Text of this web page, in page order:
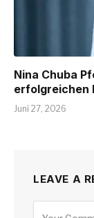
Nina Chuba
erfolgreichen
Juni 27, 2026
LEAVE A